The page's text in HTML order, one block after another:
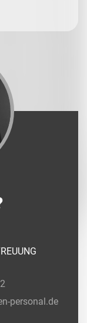
personal.de